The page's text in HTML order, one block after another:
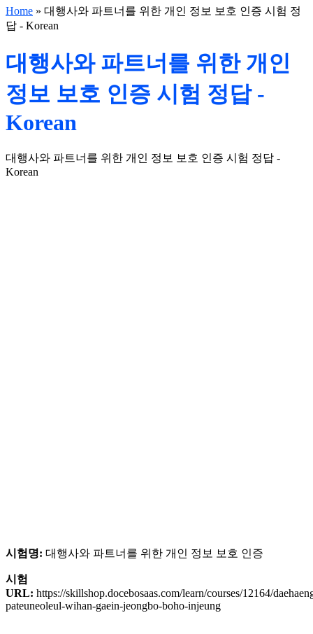
Home » 대행사와 파트너를 위한 개인 정보 보호 인증 시험 정
답 - Korean
대행사와 파트너를 위한 개인
정보 보호 인증 시험 정답 -
Korean
대행사와 파트너를 위한 개인 정보 보호 인증 시험 정답 -
Korean
시험명: 대행사와 파트너를 위한 개인 정보 보호 인증
시험
URL: https://skillshop.docebosaas.com/learn/courses/12164/
pateuneoleul-wihan-gaein-jeongbo-boho-injeung